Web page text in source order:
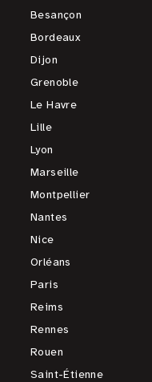
Besançon
Bordeaux
Dijon
Grenoble
Le Havre
Lille
Lyon
Marseille
Montpellier
Nantes
Nice
Orléans
Paris
Reims
Rennes
Rouen
Saint-Étienne